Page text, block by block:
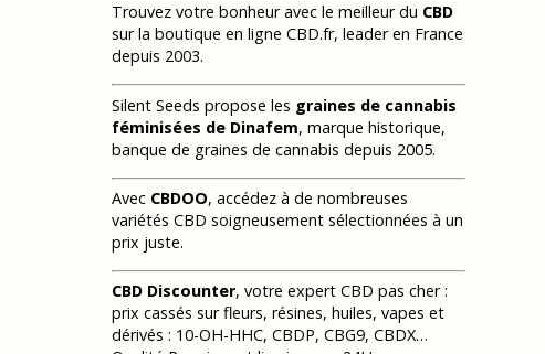
Trouvez votre bonheur avec le meilleur du CBD
sur la boutique en ligne CBD.fr, leader en France
depuis 2003.
Silent Seeds propose les graines de cannabis
féminisées de Dinafem, marque historique,
banque de graines de cannabis depuis 2005.
Avec CBDOO, accédez à de nombreuses
variétés CBD soigneusement sélectionnées à un
prix juste.
CBD Discounter, votre expert CBD pas cher :
prix cassés sur fleurs, résines, huiles, vapes et
dérivés : 10-OH-HHC, CBDP, CBG9, CBDX…